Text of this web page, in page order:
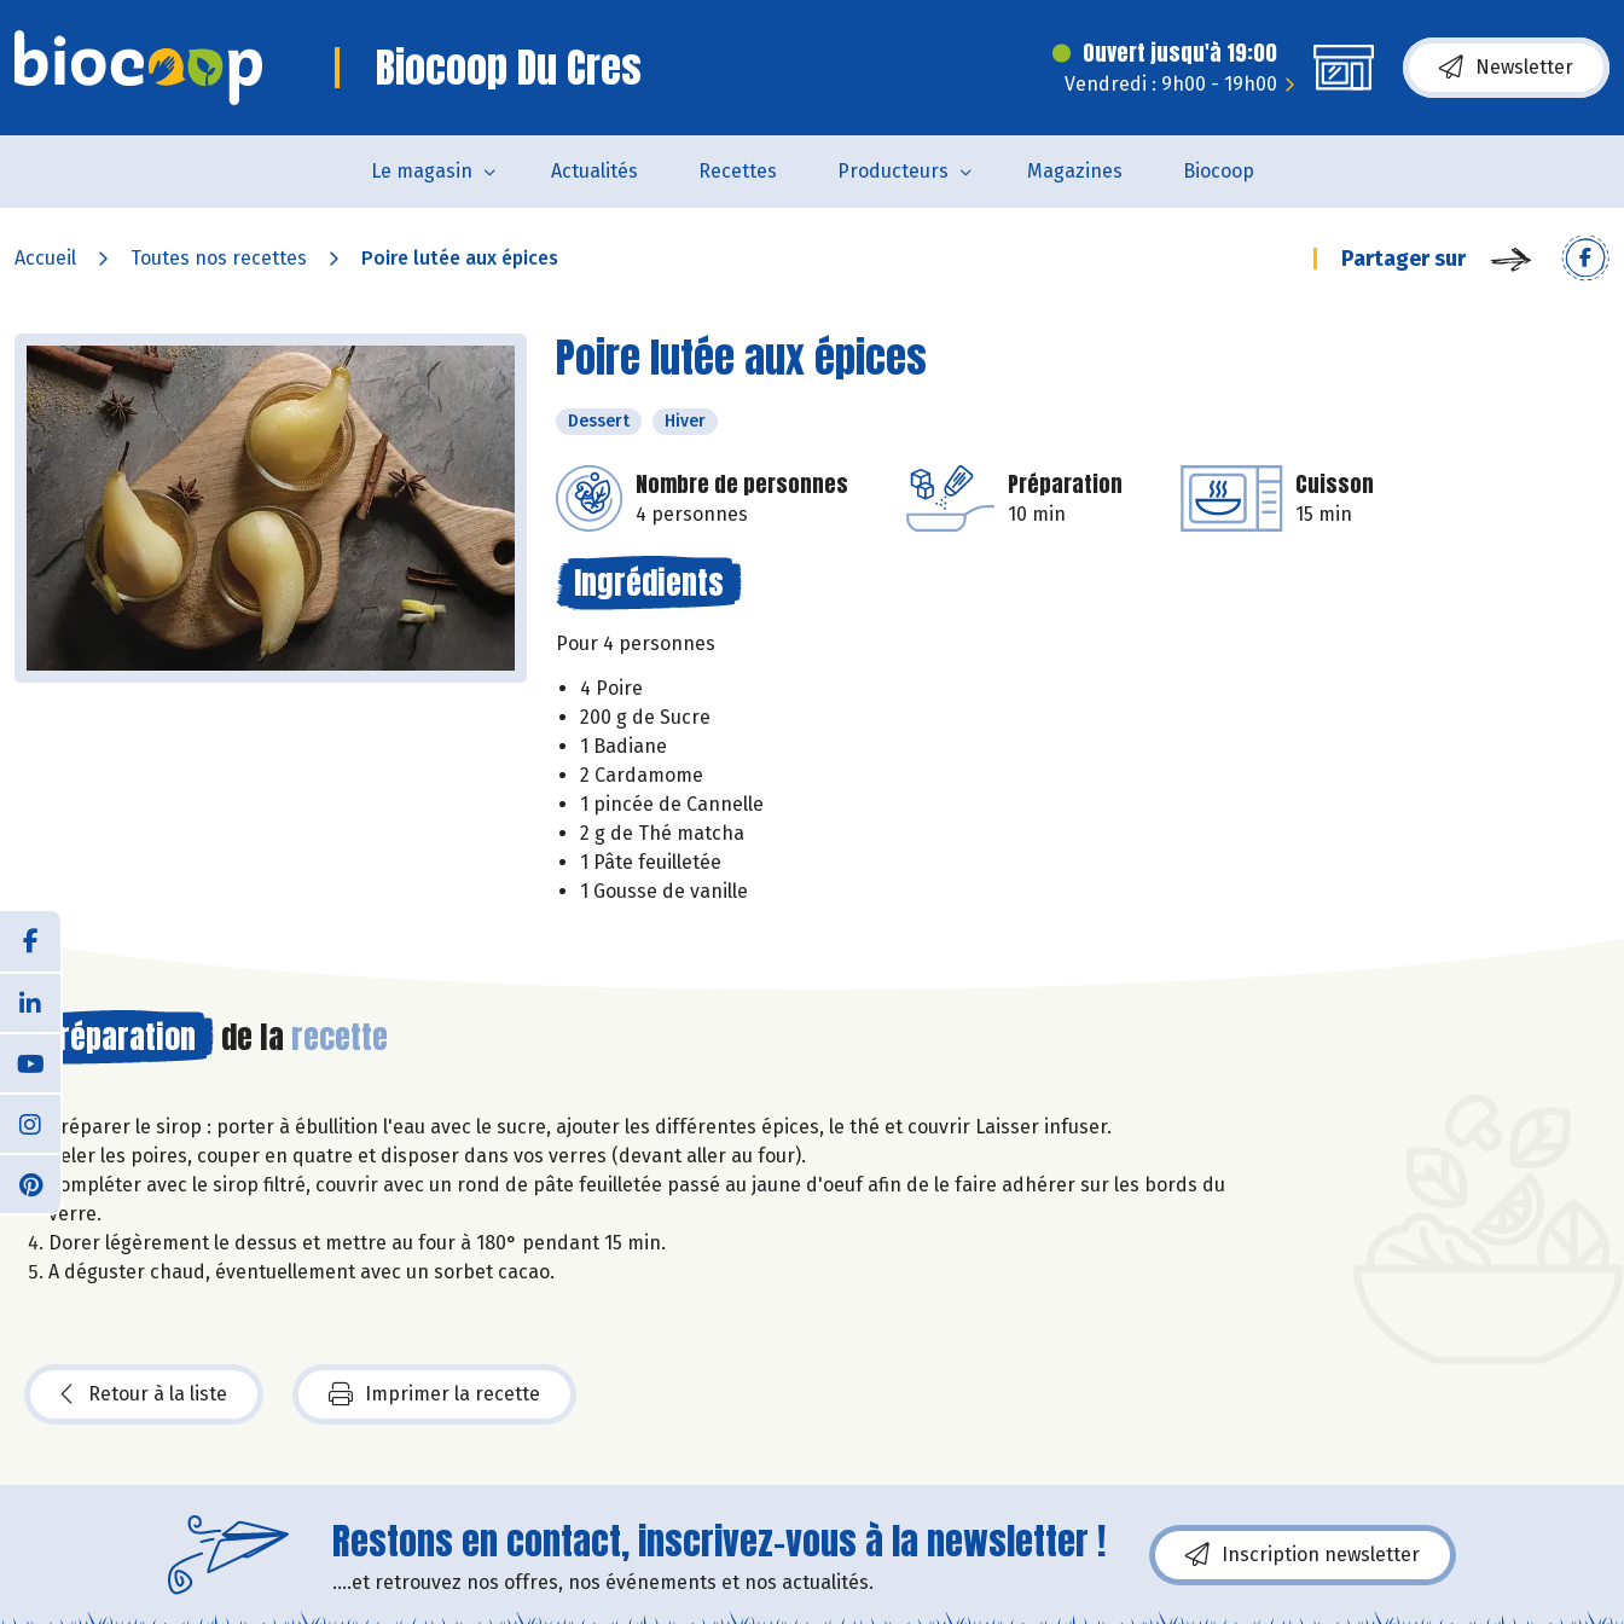
Biocoop Du Cres Ouvert jusqu'à 19:00
Vendredi : 9h00 - 19h00
Newsletter
Le magasin Actualités Recettes Producteurs Magazines Biocoop
Accueil Toutes nos recettes Poire lutée aux épices Partager sur
Poire lutée aux épices
Dessert Hiver
Nombre de personnes
4 personnes
Préparation
10 min
Cuisson
15 min
Ingrédients
Pour 4 personnes
4 Poire
200 g de Sucre
1 Badiane
2 Cardamome
1 pincée de Cannelle
2 g de Thé matcha
1 Pâte feuilletée
1 Gousse de vanille
Préparation de la recette
Préparer le sirop : porter à ébullition l'eau avec le sucre, ajouter les différentes épices, le thé et couvrir Laisser infuser.
Peler les poires, couper en quatre et disposer dans vos verres (devant aller au four).
Compléter avec le sirop filtré, couvrir avec un rond de pâte feuilletée passé au jaune d'oeuf afin de le faire adhérer sur les bords du
verre.
Dorer légèrement le dessus et mettre au four à 180° pendant 15 min.
A déguster chaud, éventuellement avec un sorbet cacao.
Retour à la liste Imprimer la recette
Restons en contact, inscrivez-vous à la newsletter !
....et retrouvez nos offres, nos événements et nos actualités.
Inscription newsletter